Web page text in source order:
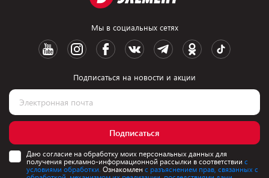
Мы в социальных сетях
Подписаться на новости и акции
Подписаться
Даю согласие на обработку моих персональных данных для
получения рекламно-информационной рассылки в соответствии с
условиями обработки. Ознакомлен с разъяснением прав, связанных с